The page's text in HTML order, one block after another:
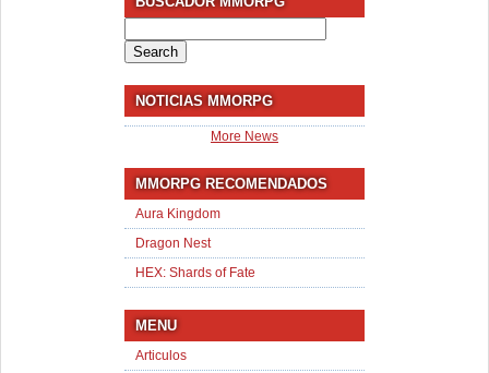
for:
NOTICIAS MMORPG
More News
MMORPG RECOMENDADOS
Aura Kingdom
Dragon Nest
HEX: Shards of Fate
MENU
Articulos